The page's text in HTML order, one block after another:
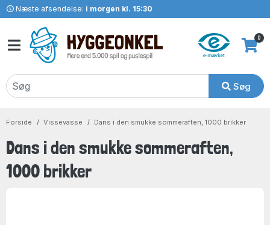
Næste afsendelse: i morgen kl. 15:30
Søg
0
Forside Vissevasse Dans i den smukke sommeraften, 1000 brikker
Dans i den smukke sommeraften,
1000 brikker